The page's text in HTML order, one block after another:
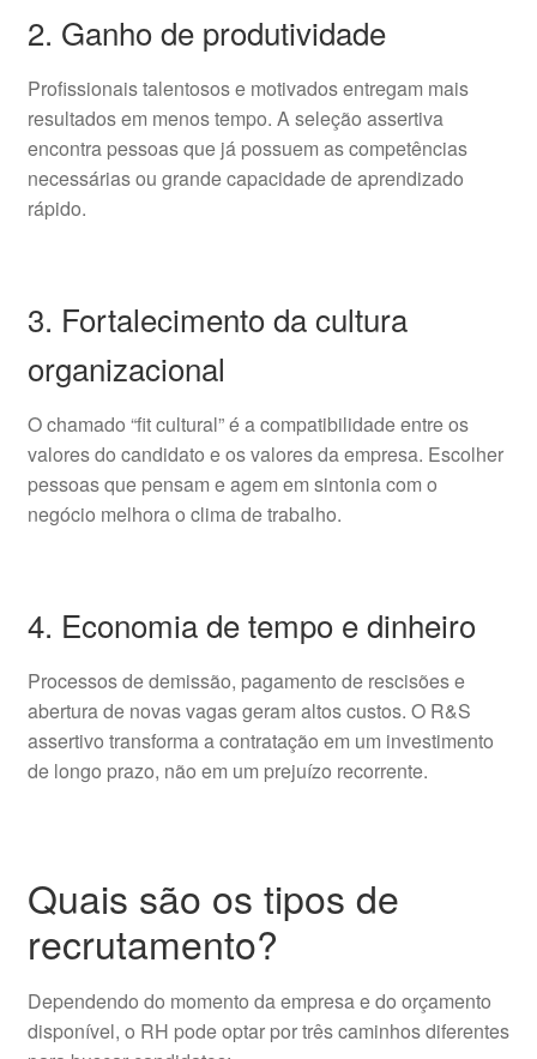
2. Ganho de produtividade
Profissionais talentosos e motivados entregam mais
resultados em menos tempo. A seleção assertiva
encontra pessoas que já possuem as competências
necessárias ou grande capacidade de aprendizado
rápido.
3. Fortalecimento da cultura
organizacional
O chamado “fit cultural” é a compatibilidade entre os
valores do candidato e os valores da empresa. Escolher
pessoas que pensam e agem em sintonia com o
negócio melhora o clima de trabalho.
4. Economia de tempo e dinheiro
Processos de demissão, pagamento de rescisões e
abertura de novas vagas geram altos custos. O R&S
assertivo transforma a contratação em um investimento
de longo prazo, não em um prejuízo recorrente.
Quais são os tipos de
recrutamento?
Dependendo do momento da empresa e do orçamento
disponível, o RH pode optar por três caminhos diferentes